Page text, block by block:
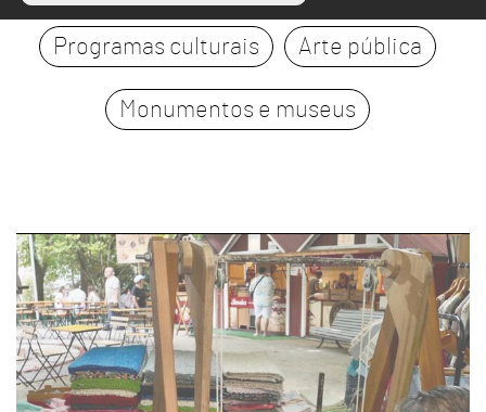
Programas culturais Arte pública
Monumentos e museus
page